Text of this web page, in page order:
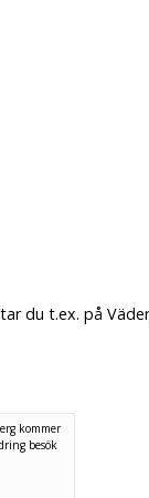
du t.ex. på
kommer
besök